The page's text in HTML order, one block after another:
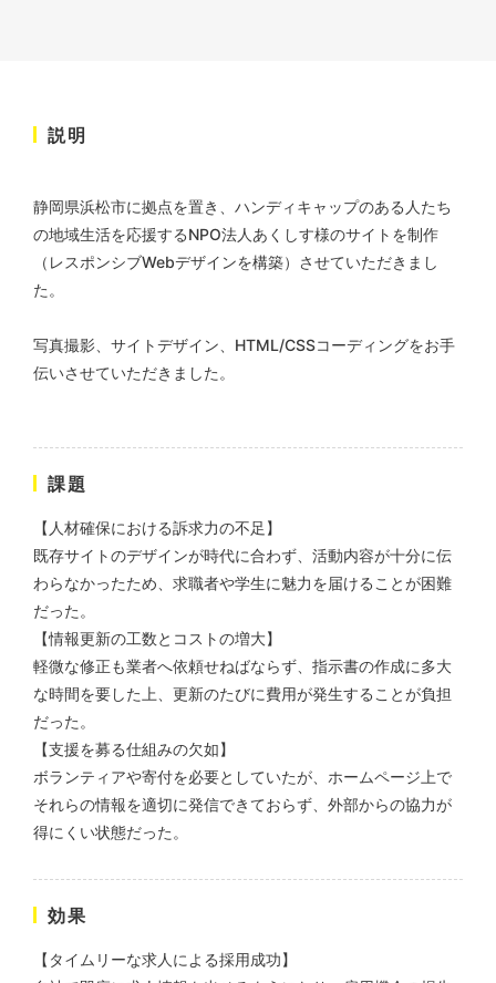
コーポレートサイト
#HTML/CSSコーディング
#レスポンシブWebデザイン
印刷物 #食品・飲食 #チラシ
フレット
印刷物
#産業廃棄物処理業
#イラスト
#エコ・環境
株式会社三共様 さんきょちゃ
#イラスト
#エコ・環境
株式会社三共様 ドリップコー
ヒーパッケージ
ノベルティ
#産業廃棄物処理業
説明
静岡県浜松市に拠点を置き、ハンディキャップのある人たち
の地域生活を応援するNPO法人あくしす様のサイトを制作
（レスポンシブWebデザインを構築）させていただきまし
た。
写真撮影、サイトデザイン、HTML/CSSコーディングをお手
伝いさせていただきました。
課題
【人材確保における訴求力の不足】
既存サイトのデザインが時代に合わず、活動内容が十分に伝
わらなかったため、求職者や学生に魅力を届けることが困難
だった。
【情報更新の工数とコストの増大】
軽微な修正も業者へ依頼せねばならず、指示書の作成に多大
な時間を要した上、更新のたびに費用が発生することが負担
だった。
【支援を募る仕組みの欠如】
ボランティアや寄付を必要としていたが、ホームページ上で
それらの情報を適切に発信できておらず、外部からの協力が
得にくい状態だった。
効果
【タイムリーな求人による採用成功】